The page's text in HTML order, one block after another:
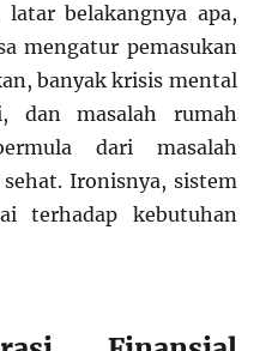
belakangnya apa,
mengatur pemasukan
banyak krisis mental
dan masalah rumah
dari masalah
Ironisnya, sistem
terhadap kebutuhan